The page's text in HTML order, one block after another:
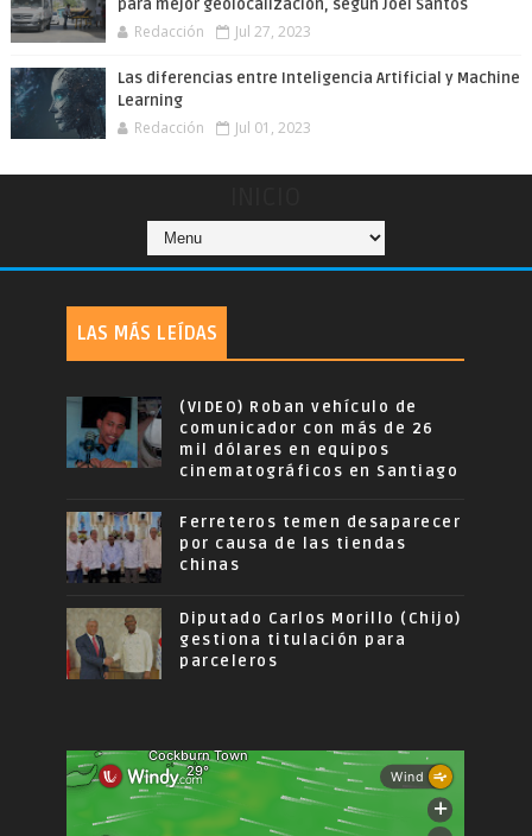
para mejor geolocalización, según Joel Santos
Redacción Jul 27, 2023
Las diferencias entre Inteligencia Artificial y Machine
Learning
Redacción Jul 01, 2023
LAS MÁS LEÍDAS
(VIDEO) Roban vehículo de
comunicador con más de 26
mil dólares en equipos
cinematográficos en Santiago
Ferreteros temen desaparecer
por causa de las tiendas
chinas
Diputado Carlos Morillo (Chijo)
gestiona titulación para
parceleros